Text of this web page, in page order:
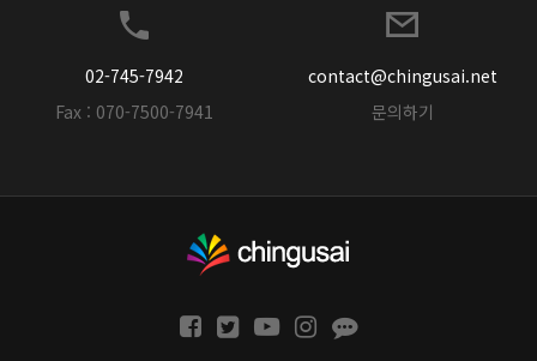
02-745-7942
Fax : 070-7500-7941
contact@chingusai.net
문의하기